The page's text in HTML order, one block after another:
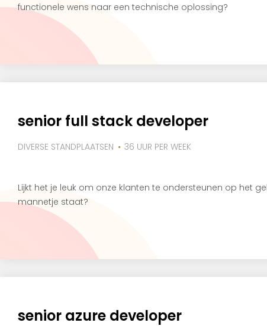
functionele wens naar een technische oplossing?
senior full stack developer
DIVERSE STANDPLAATSEN 36 UUR PER WEEK
Lijkt het je leuk om onze klanten te ondersteunen op het
mannetje staat?
senior azure developer